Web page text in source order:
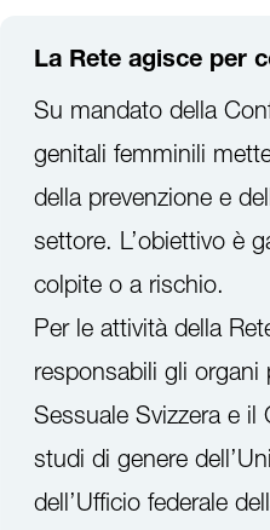
La Rete agisce per
Su mandato della
genitali femminili
della prevenzione e
settore. L’obiettivo è
colpite o a rischio.
Per le attività della
responsabili gli
Sessuale Svizzera e il
studi di genere
dell’Ufficio federale